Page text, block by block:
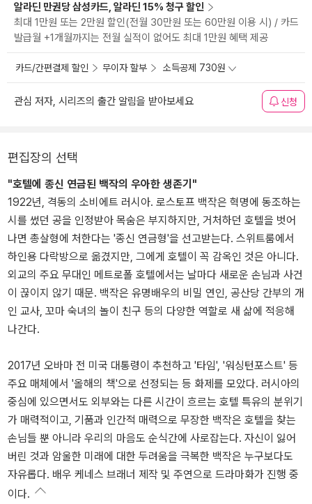
알라딘 만권당 삼성카드, 알라딘 15% 청구 할인
최대 1만원 또는 2만원 할인(전월 30만원 또는 60만원 이용 시) / 카드
발급월 +1개월까지는 전월 실적이 없어도 최대 1만원 혜택 제공
카드/간편결제 할인 무이자 할부 소득공제 730원
관심 저자, 시리즈의 출간 알림을 받아보세요 신청
편집장의 선택
"호텔에 종신 연금된 백작의 우아한 생존기"
1922년, 격동의 소비에트 러시아. 로스토프 백작은 혁명에 동조하는
시를 썼던 공을 인정받아 목숨은 부지하지만, 거처하던 호텔을 벗어
나면 총살형에 처한다는 '종신 연금형'을 선고받는다. 스위트룸에서
하인용 다락방으로 옮겼지만, 그에게 호텔이 꼭 감옥인 것은 아니다.
외교의 주요 무대인 메트로폴 호텔에서는 날마다 새로운 손님과 사건
이 끊이지 않기 때문. 백작은 유명배우의 비밀 연인, 공산당 간부의 개
인 교사, 꼬마 숙녀의 놀이 친구 등의 다양한 역할로 새 삶에 적응해
나간다.
2017년 오바마 전 미국 대통령이 추천하고 '타임', '워싱턴포스트' 등
주요 매체에서 '올해의 책'으로 선정되는 등 화제를 모았다. 러시아의
중심에 있으면서도 외부와는 다른 시간이 흐르는 호텔 특유의 분위기
가 매력적이고, 기품과 인간적 매력으로 무장한 백작은 호텔을 찾는
손님들 뿐 아니라 우리의 마음도 순식간에 사로잡는다. 자신이 잃어
버린 것과 암울한 미래에 대한 두려움을 극복한 백작은 누구보다도
자유롭다. 배우 케네스 브래너 제작 및 주연으로 드라마화가 진행 중
이다.